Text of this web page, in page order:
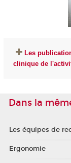
Les
clinique de
Dans la
Les équipes de
Ergonomie